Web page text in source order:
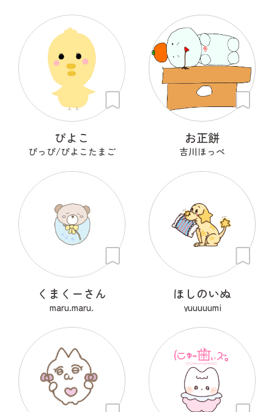
ぴよこ
ぴっぴ/ぴよこたまご
お正餅
吉川ほっぺ
くまくーさん
maru.maru.
ほしのいぬ
yuuuuumi